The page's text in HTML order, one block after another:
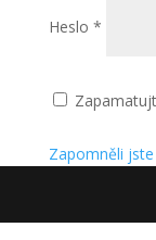
Heslo *
Zapomněli